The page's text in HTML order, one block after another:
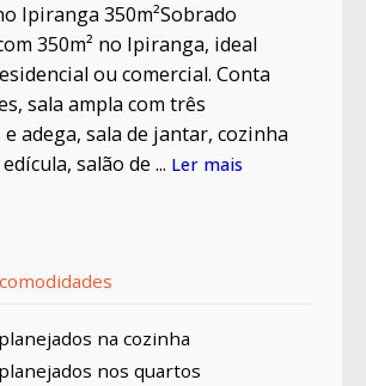
Ipiranga 350m²Sobrado
350m² no Ipiranga, ideal
ou comercial. Conta
sala ampla com três
adega, sala de jantar, cozinha
salão de ... Ler mais
na cozinha
nos quartos